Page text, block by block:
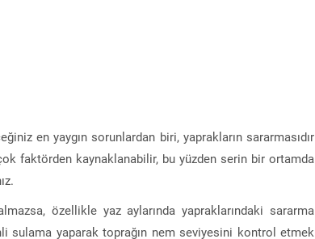
en yaygın sorunlardan biri, yaprakların sararmasıdır
faktörden kaynaklanabilir, bu yüzden serin bir ortamda
özellikle yaz aylarında yapraklarındaki sararma
sulama yaparak toprağın nem seviyesini kontrol etmek